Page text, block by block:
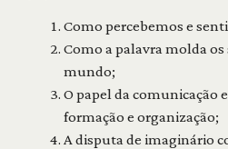
Como percebemos e
Como a palavra molda
mundo;
O papel da comunicação
formação e organização;
A disputa de imaginário